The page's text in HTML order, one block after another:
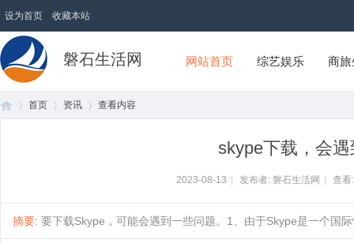
设为首页 收藏本站
磐石生活网 网站首页 综艺娱乐 商
首页 资讯 查看内容
skype下载，会
2023-08-13 发布者: 磐石生活网 查
摘要: 要下载Skype，可能会遇到一些问题。1、由于Skype是一个国